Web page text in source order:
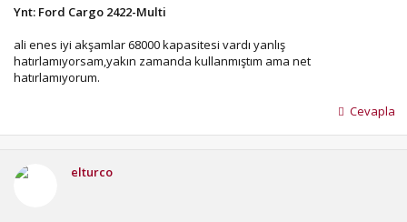
Ynt: Ford Cargo 2422-Multi
ali enes iyi akşamlar 68000 kapasitesi vardı yanlış
hatırlamıyorsam,yakın zamanda kullanmıştım ama net
hatırlamıyorum.
Cevapla
elturco